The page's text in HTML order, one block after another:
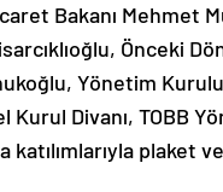
Bakanı Mehmet
Önceki
Yönetim
Kurul Divanı, TOBB
katılımlarıyla plaket